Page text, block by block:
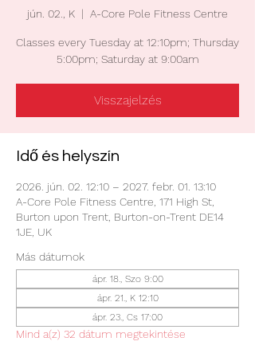
jún. 02., K
  |
A-Core Pole Fitness Centre
Classes every Tuesday at 12:10pm; Thursday
5:00pm; Saturday at 9:00am
Visszajelzés
Idő és helyszín
2026. jún. 02. 12:10 – 2027. febr. 01. 13:10
A-Core Pole Fitness Centre, 171 High St,
Burton upon Trent, Burton-on-Trent DE14
1JE, UK
Más dátumok
ápr. 18., Szo 9:00
ápr. 21., K 12:10
ápr. 23., Cs 17:00
Mind a(z) 32 dátum megtekintése